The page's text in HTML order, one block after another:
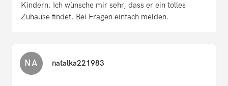
Kindern. Ich wünsche mir sehr, dass er ein tolles
Zuhause findet. Bei Fragen einfach melden.
NA natalka221983